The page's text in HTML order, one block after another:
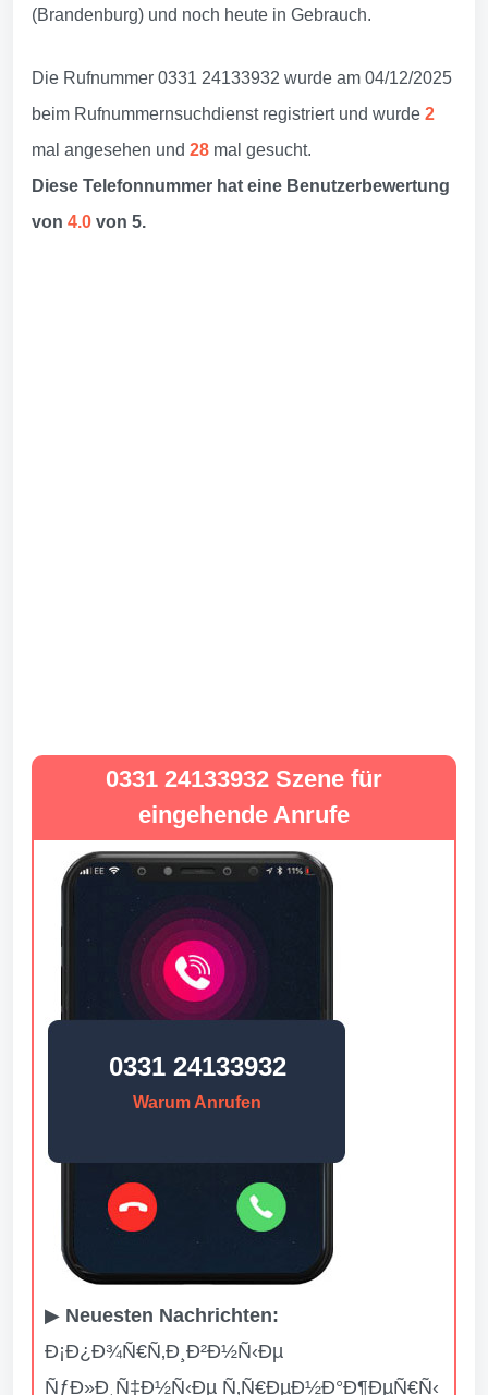
(Brandenburg) und noch heute in Gebrauch.
Die Rufnummer 0331 24133932 wurde am 04/12/2025
beim Rufnummernsuchdienst registriert und wurde 2
mal angesehen und 28 mal gesucht.
Diese Telefonnummer hat eine Benutzerbewertung
von 4.0 von 5.
0331 24133932 Szene für
eingehende Anrufe
0331 24133932
Warum Anrufen
▶ Neuesten Nachrichten:
Ð¡Ð¿Ð¾Ñ€Ñ‚Ð¸Ð²Ð½Ñ‹Ðµ
ÑƒÐ»Ð¸Ñ‡Ð½Ñ‹Ðµ Ñ‚Ñ€ÐµÐ½Ð°Ð¶ÐµÑ€Ñ‹